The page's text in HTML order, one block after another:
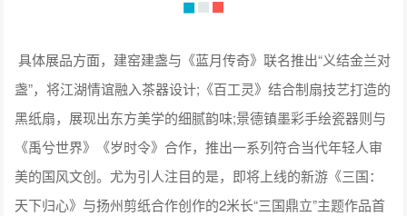
具体展品方面，建窑建盏与《蓝月传奇》联名推出“义结金兰对
盏”，将江湖情谊融入茶器设计;《百工灵》结合制扇技艺打造的
黑纸扇，展现出东方美学的细腻韵味;景德镇墨彩手绘瓷器则与
《禹兮世界》《岁时令》合作，推出一系列符合当代年轻人审
美的国风文创。尤为引人注目的是，即将上线的新游《三国：
天下归心》与扬州剪纸合作创作的2米长“三国鼎立”主题作品首